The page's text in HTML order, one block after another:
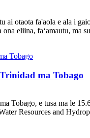
ai otaota fa'aola e ala i
ona eliina, faʻamautu, ma
ma Tobago
Tobago, e tusa ma le
Resources and